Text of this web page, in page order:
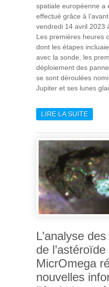
spatiale européenne a
effectué grâce à
vendredi 14 avril 2023
Les premières heures
dont les étapes
avec la sonde, les
déploiement des
se sont déroulées
Jupiter et ses lunes
LIRE LA SUITEDE
L’analyse
de
MicrOmega
nouvelles